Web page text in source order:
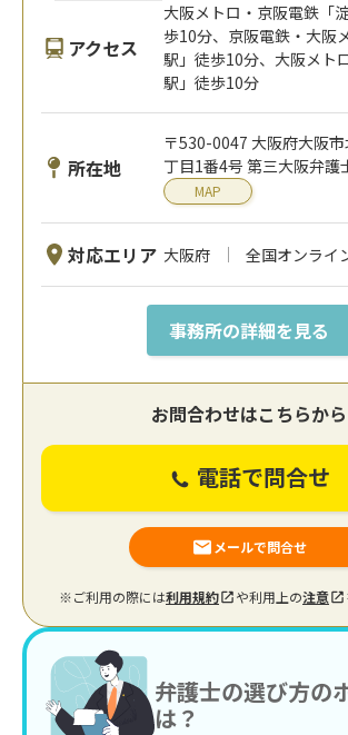
アクセス
大阪メトロ・京阪電鉄「
歩10分、京阪電鉄・大阪
駅」徒歩10分、大阪メト
駅」徒歩10分
所在地
〒530-0047 大阪府大阪
丁目1番4号 第三大阪弁護
MAP
対応エリア 大阪府 全国オンライ
事務所の詳細を見る
お問合わせはこちらから
電話で問合せ
メールで問合せ
※ご利用の際には利用規約 や利用上の注意
弁護士の選び方の
は？